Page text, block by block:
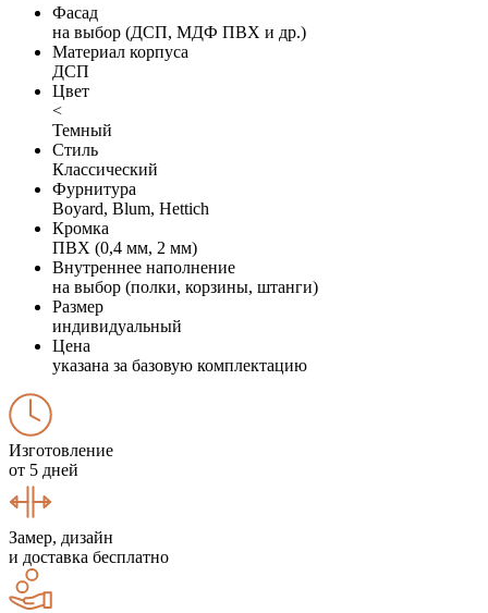
Фасад
на выбор (ДСП, МДФ ПВХ и др.)
Материал корпуса
ДСП
Цвет
<
Темный
Стиль
Классический
Фурнитура
Boyard, Blum, Hettich
Кромка
ПВХ (0,4 мм, 2 мм)
Внутреннее наполнение
на выбор (полки, корзины, штанги)
Размер
индивидуальный
Цена
указана за базовую комплектацию
Изготовление
от 5 дней
Замер, дизайн
и доставка бесплатно